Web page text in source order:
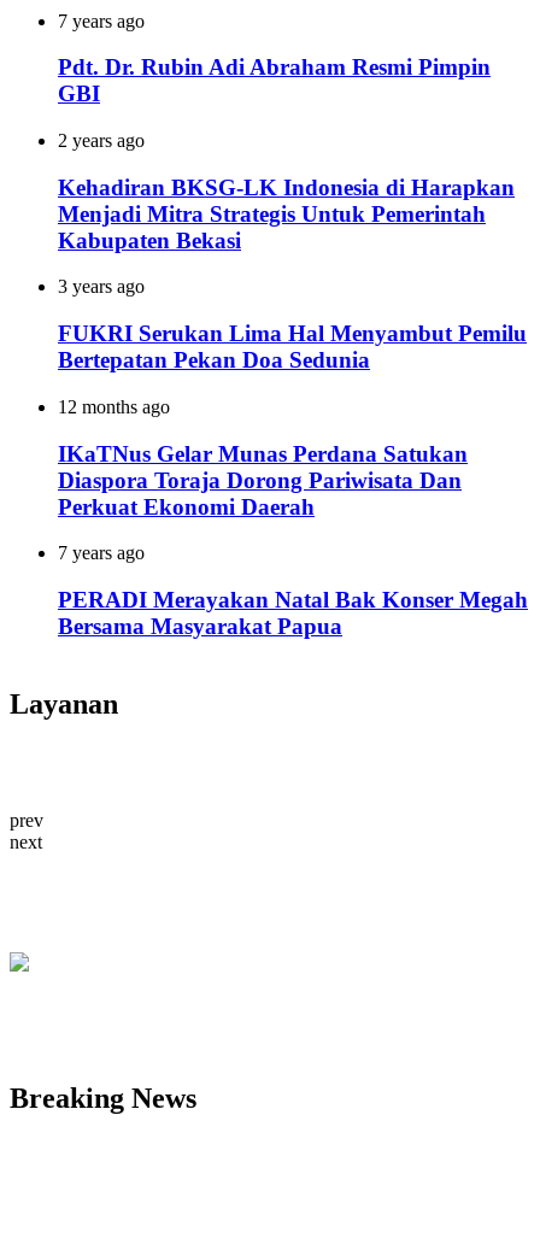
7 years ago
Pdt. Dr. Rubin Adi Abraham Resmi Pimpin
GBI
2 years ago
Kehadiran BKSG-LK Indonesia di Harapkan
Menjadi Mitra Strategis Untuk Pemerintah
Kabupaten Bekasi
3 years ago
FUKRI Serukan Lima Hal Menyambut Pemilu
Bertepatan Pekan Doa Sedunia
12 months ago
IKaTNus Gelar Munas Perdana Satukan
Diaspora Toraja Dorong Pariwisata Dan
Perkuat Ekonomi Daerah
7 years ago
PERADI Merayakan Natal Bak Konser Megah
Bersama Masyarakat Papua
Layanan
prev
next